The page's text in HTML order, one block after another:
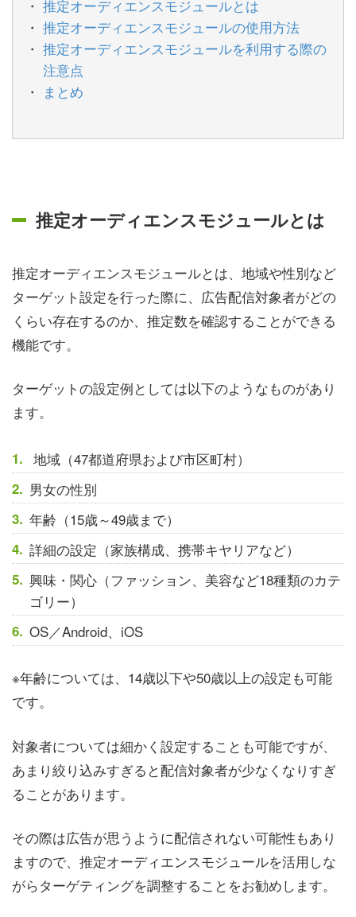
推定オーディエンスモジュールとは
推定オーディエンスモジュールの使用方法
推定オーディエンスモジュールを利用する際の
注意点
まとめ
推定オーディエンスモジュールとは
推定オーディエンスモジュールとは、地域や性別など
ターゲット設定を行った際に、広告配信対象者がどの
くらい存在するのか、推定数を確認することができる
機能です。
ターゲットの設定例としては以下のようなものがあり
ます。
地域（47都道府県および市区町村）
男女の性別
年齢（15歳～49歳まで）
詳細の設定（家族構成、携帯キヤリアなど）
興味・関心（ファッション、美容など18種類のカテ
ゴリー）
OS／Android、iOS
※年齢については、14歳以下や50歳以上の設定も可能
です。
対象者については細かく設定することも可能ですが、
あまり絞り込みすぎると配信対象者が少なくなりすぎ
ることがあります。
その際は広告が思うように配信されない可能性もあり
ますので、推定オーディエンスモジュールを活用しな
がらターゲティングを調整することをお勧めします。